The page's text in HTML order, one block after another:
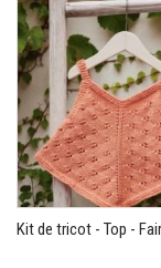
Kit de tricot - Top -